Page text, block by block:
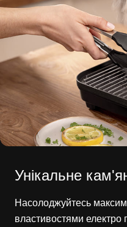
Унікальне
Насолоджуйтесь
властивостями